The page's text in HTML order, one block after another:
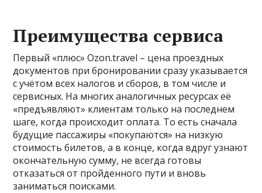
Преимущества сервиса
Первый «плюс» Ozon.travel – цена проездных
документов при бронировании сразу указывается
с учётом всех налогов и сборов, в том числе и
сервисных. На многих аналогичных ресурсах её
«предъявляют» клиентам только на последнем
шаге, когда происходит оплата. То есть сначала
будущие пассажиры «покупаются» на низкую
стоимость билетов, а в конце, когда вдруг узнают
окончательную сумму, не всегда готовы
отказаться от пройденного пути и вновь
заниматься поисками.